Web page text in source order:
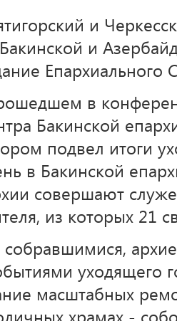
и
и
Епархиального
в
Бакинской
подвел итоги
в Бакинской
совершают
из которых 21
собравшимися,
уходящего
масштабных
храмах -